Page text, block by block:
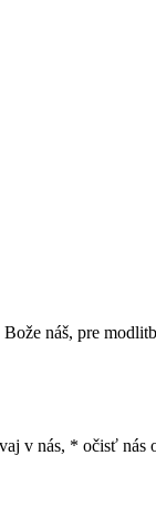
Bože náš, pre
v nás, * očisť nás